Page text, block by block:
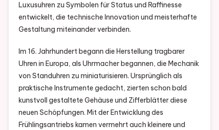
Luxusuhren zu Symbolen für Status und Raffinesse
entwickelt, die technische Innovation und meisterhafte
Gestaltung miteinander verbinden.
Im 16. Jahrhundert begann die Herstellung tragbarer
Uhren in Europa, als Uhrmacher begannen, die Mechanik
von Standuhren zu miniaturisieren. Ursprünglich als
praktische Instrumente gedacht, zierten schon bald
kunstvoll gestaltete Gehäuse und Zifferblätter diese
neuen Schöpfungen. Mit der Entwicklung des
Frühlingsantriebs kamen vermehrt auch kleinere und